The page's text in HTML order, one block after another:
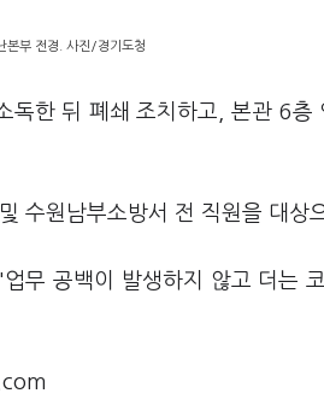
본부 전경. 사진/경기도청
한 뒤 폐쇄 조치하고, 본관 6층
수원남부소방서 전 직원을 대상
무 공백이 발생하지 않고 더는